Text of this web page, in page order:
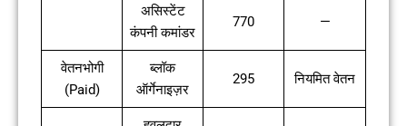
असिस्टेंट
कंपनी कमांडर
770 —
वेतनभोगी
(Paid)
ब्लॉक
ऑर्गेनाइज़र
295 नियमित वेतन